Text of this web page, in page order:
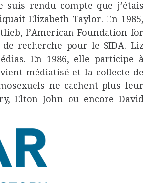
rendu compte que j’étais
Elizabeth Taylor. En 1985,
l’American Foundation for
de recherche pour le SIDA. Liz
En 1986, elle participe à
médiatisé et la collecte de
ne cachent plus leur
Elton John ou encore David